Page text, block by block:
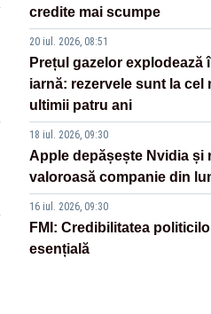
credite mai scumpe
20 iul. 2026, 08:51
Prețul gazelor explodează
iarnă: rezervele sunt la cel
ultimii patru ani
18 iul. 2026, 09:30
Apple depășește Nvidia și
valoroasă companie din
16 iul. 2026, 09:30
FMI: Credibilitatea
esențială